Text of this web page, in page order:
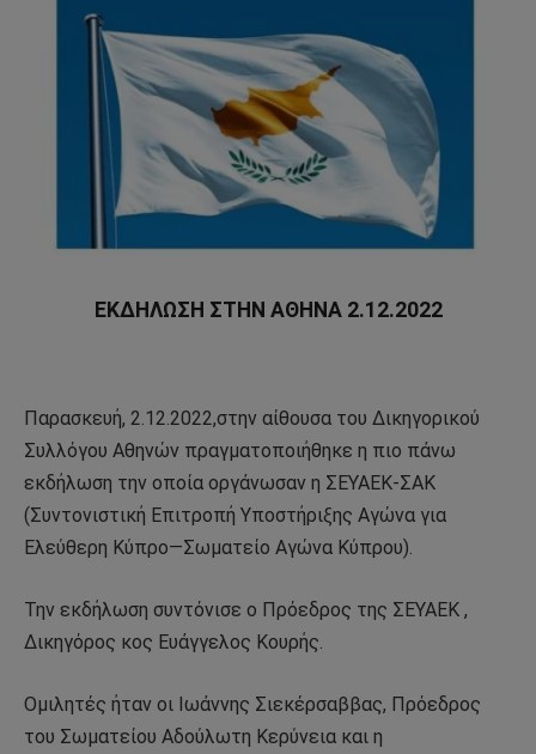
ΕΚΔΗΛΩΣΗ ΣΤΗΝ ΑΘΗΝΑ 2.12.2022
Παρασκευή, 2.12.2022,στην αίθουσα του Δικηγορικού
Συλλόγου Αθηνών πραγματοποιήθηκε η πιο πάνω
εκδήλωση την οποία οργάνωσαν η ΣΕΥΑΕΚ-ΣΑΚ
(Συντονιστική Επιτροπή Υποστήριξης Αγώνα για
Ελεύθερη Κύπρο—Σωματείο Αγώνα Κύπρου).
Την εκδήλωση συντόνισε ο Πρόεδρος της ΣΕΥΑΕΚ ,
Δικηγόρος κος Ευάγγελος Κουρής.
Ομιλητές ήταν οι Ιωάννης Σιεκέρσαββας, Πρόεδρος
του Σωματείου Αδούλωτη Κερύνεια και η